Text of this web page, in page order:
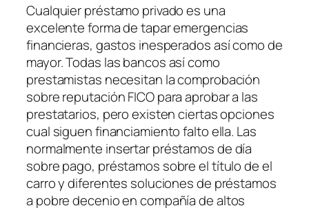
Cualquier préstamo privado es una
excelente forma de tapar emergencias
financieras, gastos inesperados así­ como de
mayor. Todas las bancos así­ como
prestamistas necesitan la comprobación
sobre reputación FICO para aprobar a las
prestatarios, pero existen ciertas opciones
cual siguen financiamiento falto ella. Las
normalmente insertar préstamos de día
sobre pago, préstamos sobre el título de el
carro y diferentes soluciones de préstamos
a pobre decenio en compañía de altos